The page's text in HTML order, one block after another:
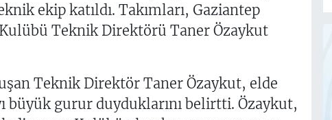
ekip katıldı. Takımları, Gaziantep
Teknik Direktörü Taner Özaykut
Teknik Direktör Taner Özaykut, elde
büyük gurur duyduklarını belirtti. Özaykut,